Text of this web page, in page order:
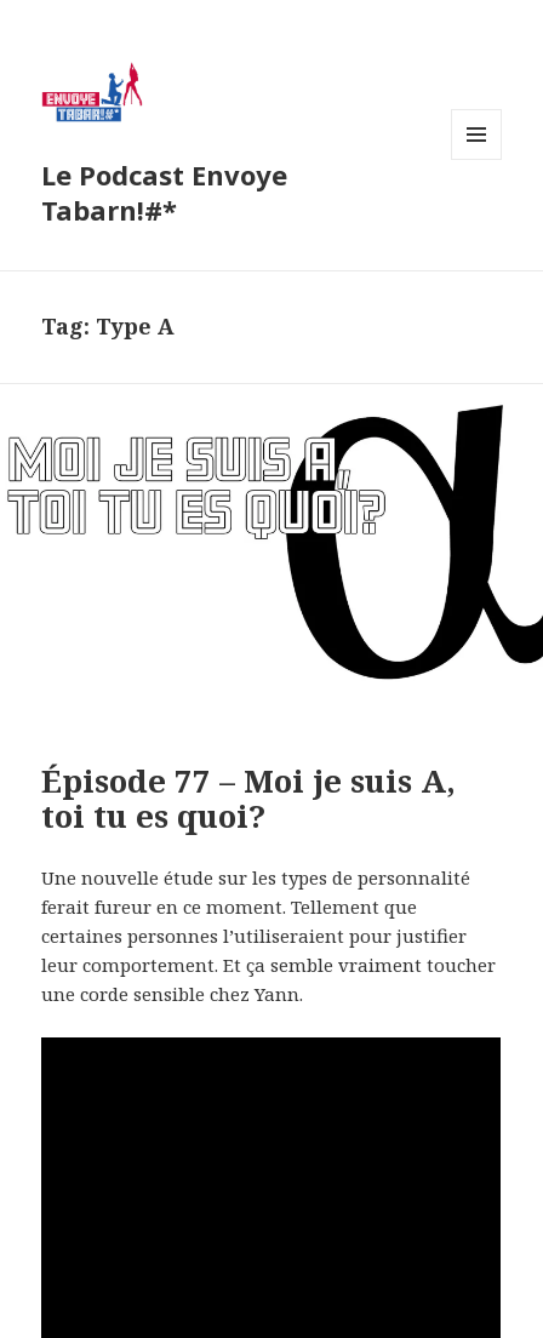
Le Podcast Envoye
Tabarn!#*
Tag: Type A
Épisode 77 – Moi je suis A,
toi tu es quoi?
Une nouvelle étude sur les types de personnalité
ferait fureur en ce moment. Tellement que
certaines personnes l’utiliseraient pour justifier
leur comportement. Et ça semble vraiment toucher
une corde sensible chez Yann.